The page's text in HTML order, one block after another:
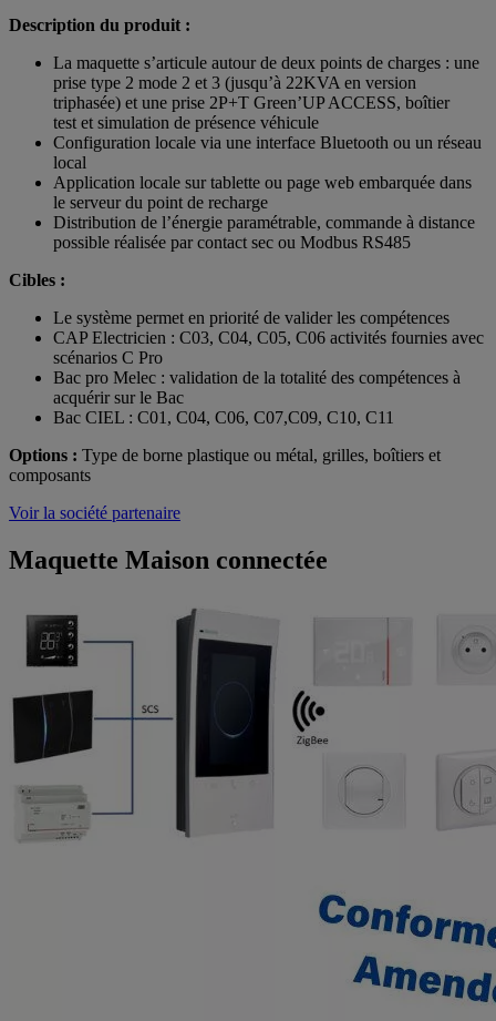
Description du produit :
La maquette s’articule autour de deux points de charges : une
prise type 2 mode 2 et 3 (jusqu’à 22KVA en version
triphasée) et une prise 2P+T Green’UP ACCESS, boîtier
test et simulation de présence véhicule
Configuration locale via une interface Bluetooth ou un réseau
local
Application locale sur tablette ou page web embarquée dans
le serveur du point de recharge
Distribution de l’énergie paramétrable, commande à distance
possible réalisée par contact sec ou Modbus RS485
Cibles :
Le système permet en priorité de valider les compétences
CAP Electricien : C03, C04, C05, C06 activités fournies avec
scénarios C Pro
Bac pro Melec : validation de la totalité des compétences à
acquérir sur le Bac
Bac CIEL : C01, C04, C06, C07,C09, C10, C11
Options : Type de borne plastique ou métal, grilles, boîtiers et
composants
Voir la société partenaire
Maquette Maison connectée